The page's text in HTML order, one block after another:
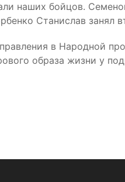
наших бойцов.
Станислав
в Народной
образа жизни у